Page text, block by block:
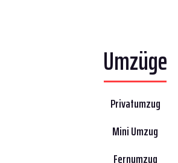
Umzüge
Privatumzug
Mini Umzug
Fernumzug